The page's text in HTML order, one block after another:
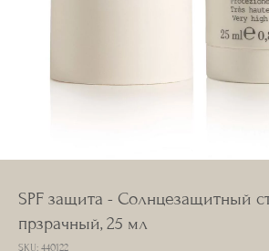
SPF защита - Солнцезащитный
прзрачный, 25 мл
SKU: 440122